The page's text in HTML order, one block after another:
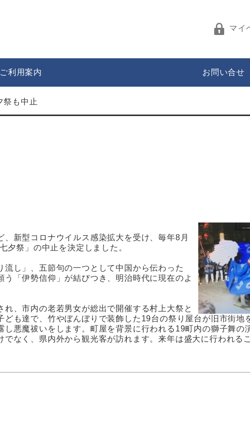
マイ
ご利用案内 お問い合せ
祭も中止
新型コロナウイルス感染拡大を受け、毎年8月
夕祭」の中止を決定しました。
し」、五節句の一つとして中国から伝わった
う「伊勢信仰」が結びつき、明治時代に現在のよ
れ、市内の老若男女が総出で開催する村上大祭と
ども達で、竹やぼんぼりで装飾した19台の祭り屋台が旧市街地
し悪魔祓いをします。町屋を背景に行われる19町内の獅子舞の
でなく、県内外から観光客が訪れます。来年は盛大に行われる